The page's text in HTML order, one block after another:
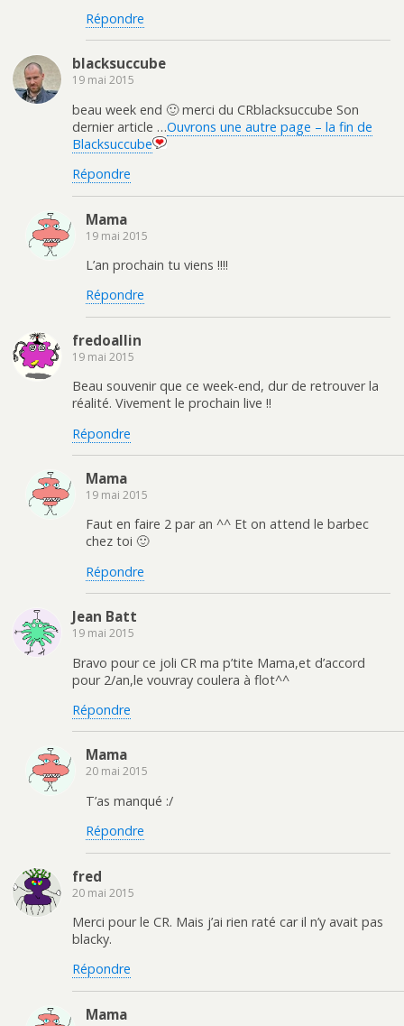
Répondre
blacksuccube
19 mai 2015
beau week end 🙂 merci du CRblacksuccube Son
dernier article …Ouvrons une autre page – la fin de
Blacksuccube
Répondre
Mama
19 mai 2015
L’an prochain tu viens !!!!
Répondre
fredoallin
19 mai 2015
Beau souvenir que ce week-end, dur de retrouver la
réalité. Vivement le prochain live !!
Répondre
Mama
19 mai 2015
Faut en faire 2 par an ^^ Et on attend le barbec
chez toi 🙂
Répondre
Jean Batt
19 mai 2015
Bravo pour ce joli CR ma p’tite Mama,et d’accord
pour 2/an,le vouvray coulera à flot^^
Répondre
Mama
20 mai 2015
T’as manqué :/
Répondre
fred
20 mai 2015
Merci pour le CR. Mais j’ai rien raté car il n’y avait pas
blacky.
Répondre
Mama